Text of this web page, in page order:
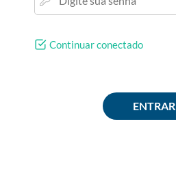
Continuar conectado
ENTRAR